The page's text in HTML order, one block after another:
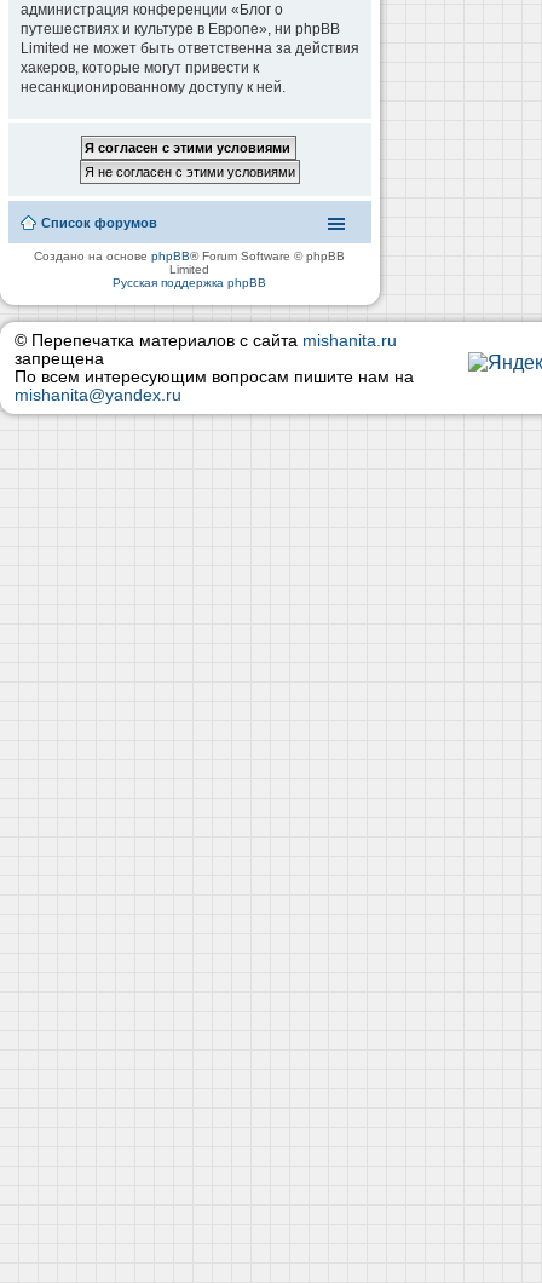
администрация конференции «Блог о
путешествиях и культуре в Европе», ни phpBB
Limited не может быть ответственна за действия
хакеров, которые могут привести к
несанкционированному доступу к ней.
Список форумов
Создано на основеphpBB® Forum Software © phpBB
Limited
Русская поддержка phpBB
© Перепечатка материалов с сайта mishanita.ru
запрещена
По всем интересующим вопросам пишите нам на
mishanita@yandex.ru